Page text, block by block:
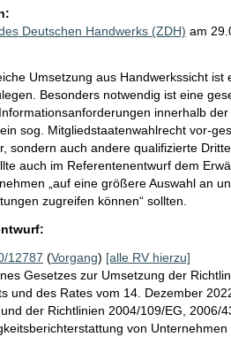
Deutschen Handwerks (ZDH) am
Umsetzung aus Handwerkssicht
Besonders notwendig ist eine
innerhalb
sog. Mitgliedstaatenwahlrecht vor-
sondern auch andere qualifizierte
auch im Referentenentwurf dem
„auf eine größere Auswahl an
zugreifen können“ sollten.
12787 (Vorgang) [alle RV hierzu]
Gesetzes zur Umsetzung der
und des Rates vom 14. Dezember
der Richtlinien 2004/109/EG, 2006/
von Unternehmen